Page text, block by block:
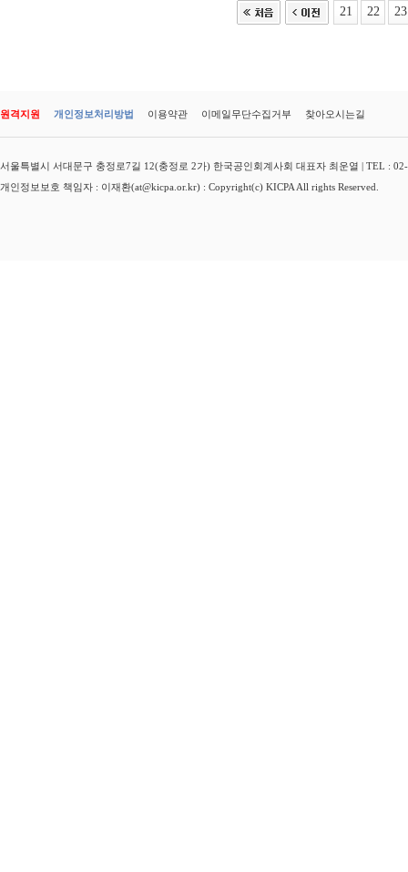
21 22 23
원격지원 개인정보처리방법 이용약관 이메일무단수집거부 찾아오시는길
서울특별시 서대문구 충정로7길 12(충정로 2가) 한국공인회계사회 대표자 최운열 | TEL :
개인정보보호 책임자 : 이재환(at@kicpa.or.kr) : Copyright(c) KICPA All rights Reserved.